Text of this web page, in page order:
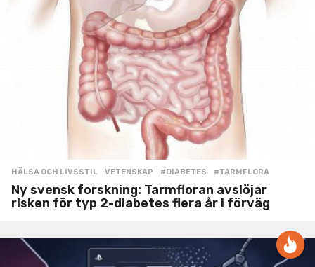
HÄLSA OCH LIVSSTIL ,VETENSKAP #DIABETES ,#TARMFLORA
Ny svensk forskning: Tarmfloran avslöjar
risken för typ 2-diabetes flera år i förväg